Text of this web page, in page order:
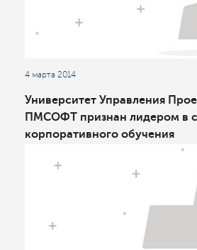
4 марта 2014
Университет Управления
ПМСОФТ признан лидером в
корпоративного обучения